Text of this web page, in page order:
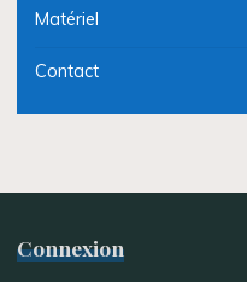
Matériel
Contact
Connexion